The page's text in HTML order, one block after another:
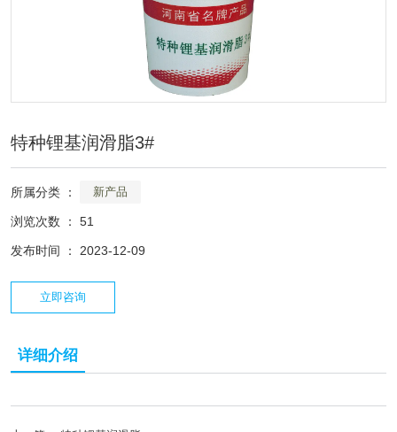
特种锂基润滑脂3#
所属分类 ： 新产品
浏览次数 ： 51
发布时间 ： 2023-12-09
立即咨询
详细介绍